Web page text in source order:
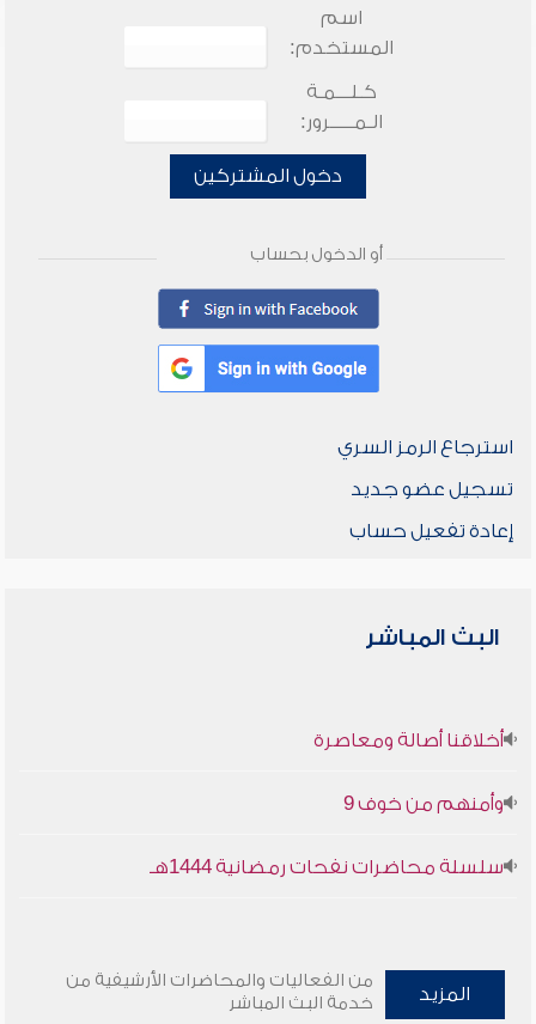
اسم
المستخدم:
كـلـــمـة
الـمـــــرور:
دخول المشتركين
أو الدخول بحساب
استرجاع الرمز السري
تسجيل عضو جديد
إعادة تفعيل حساب
البث المباشر
أخلاقنا أصالة ومعاصرة
وأمنهم من خوف 9
سلسلة محاضرات نفحات رمضانية 1444هـ
المزيد
من الفعاليات والمحاضرات الأرشيفية من
خدمة البث المباشر